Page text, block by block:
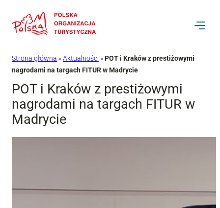
do
Strona główna »Aktualności »POT i Kraków z prestiżowymi
nagrodami na targach FITUR w Madrycie
POT i Kraków z prestiżowymi
nagrodami na targach FITUR w
Madrycie